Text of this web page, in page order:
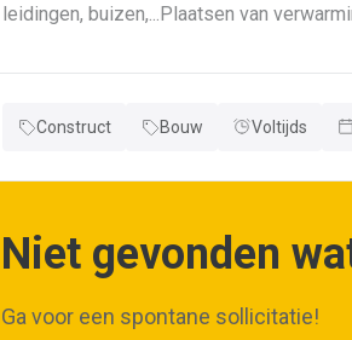
leidingen, buizen,...Plaatsen van
Neem gerust de vacature even door!
Construct Bouw Voltijds
Niet gevonden
Ga voor een spontane sollicitatie!